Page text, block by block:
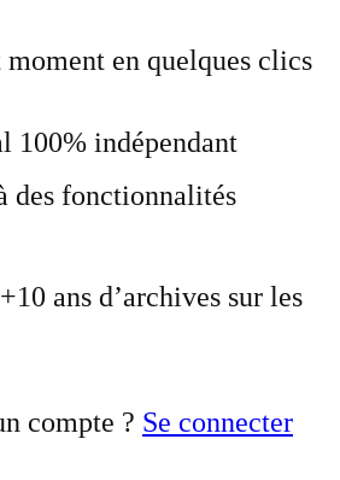
en quelques clics
100% indépendant
des fonctionnalités
ans d’archives sur les
compte ? Se connecter